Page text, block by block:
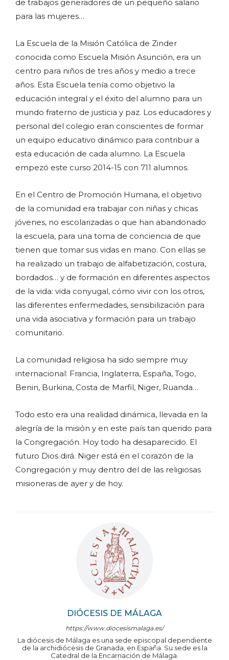
DIÓCESIS DE MÁLAGA
https://www.diocesismalaga.es/
La diócesis de Málaga es una sede episcopal dependiente
de la archidiócesis de Granada, en España. Su sede es la
Catedral de la Encarnación de Málaga.
de trabajos generadores de un pequeño salario
para las mujeres…
La Escuela de la Misión Católica de Zinder
conocida como Escuela Misión Asunción, era un
centro para niños de tres años y medio a trece
años. Esta Escuela tenía como objetivo la
educación integral y el éxito del alumno para un
mundo fraterno de justicia y paz. Los educadores y
personal del colegio eran conscientes de formar
un equipo educativo dinámico para contribuir a
esta educación de cada alumno. La Escuela
empezó este curso 2014-15 con 711 alumnos.
En el Centro de Promoción Humana, el objetivo
de la comunidad era trabajar con niñas y chicas
jóvenes, no escolarizadas o que han abandonado
la escuela, para una toma de conciencia de que
tienen que tomar sus vidas en mano. Con ellas se
ha realizado un trabajo de alfabetización, costura,
bordados… y de formación en diferentes aspectos
de la vida: vida conyugal, cómo vivir con los otros,
las diferentes enfermedades, sensibilización para
una vida asociativa y formación para un trabajo
comunitario.
La comunidad religiosa ha sido siempre muy
internacional: Francia, Inglaterra, España, Togo,
Benin, Burkina, Costa de Marfil, Niger, Ruanda…
Todo esto era una realidad dinámica, llevada en la
alegría de la misión y en este país tan querido para
la Congregación. Hoy todo ha desaparecido. El
futuro Dios dirá. Niger está en el corazón de la
Congregación y muy dentro del de las religiosas
misioneras de ayer y de hoy.